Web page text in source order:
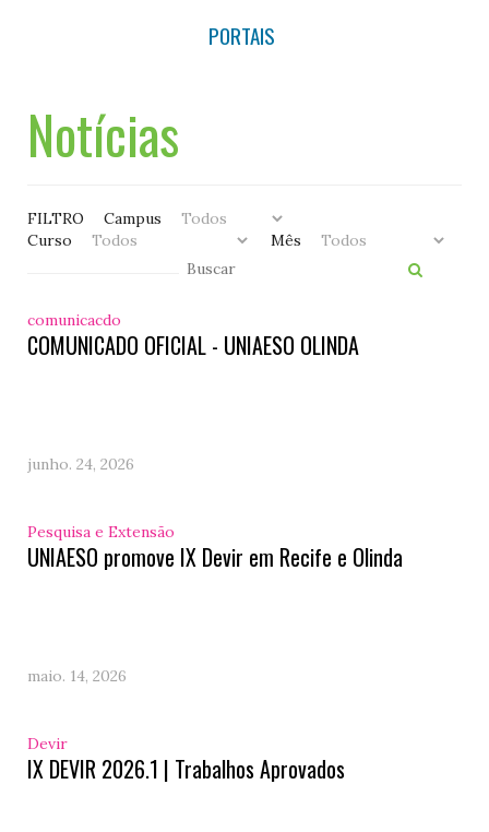
PORTAIS
Notícias
FILTRO
Campus
Curso
Mês
comunicacdo
COMUNICADO OFICIAL - UNIAESO OLINDA
junho. 24, 2026
Pesquisa e Extensão
UNIAESO promove IX Devir em Recife e Olinda
maio. 14, 2026
Devir
IX DEVIR 2026.1 | Trabalhos Aprovados